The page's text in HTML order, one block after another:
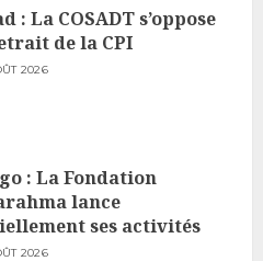
: La COSADT s’oppose
de la CPI
2026
: La Fondation
lance
ses activités
2026